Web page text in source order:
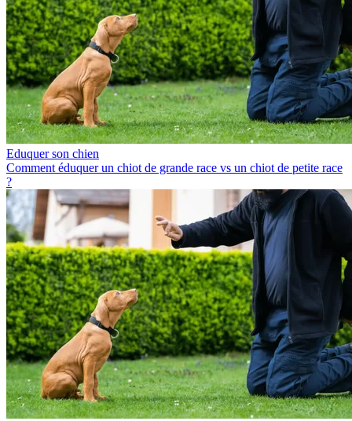
Eduquer son chien
Comment éduquer un chiot de grande race vs un chiot de petite race
?